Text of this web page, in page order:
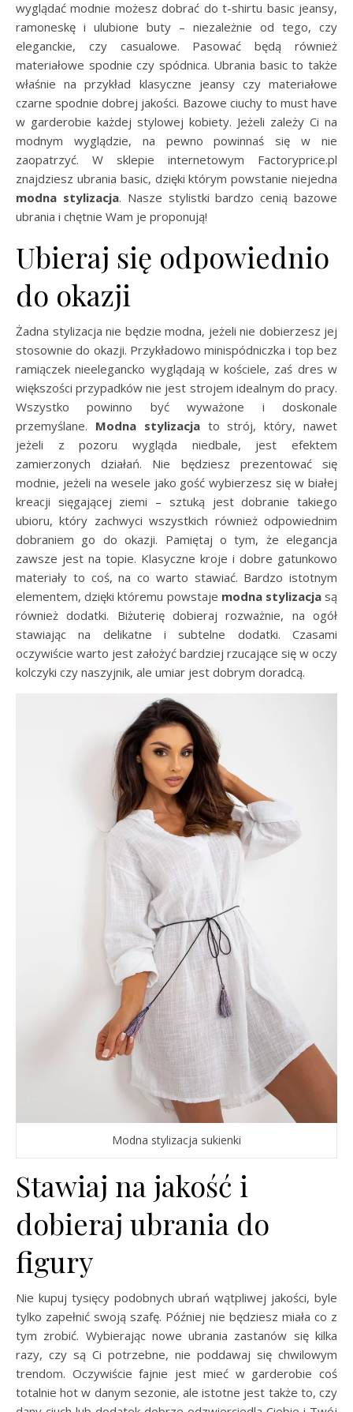
wyglądać modnie możesz dobrać do t-shirtu basic jeansy,
ramoneskę i ulubione buty – niezależnie od tego, czy
eleganckie, czy casualowe. Pasować będą również
materiałowe spodnie czy spódnica. Ubrania basic to także
właśnie na przykład klasyczne jeansy czy materiałowe
czarne spodnie dobrej jakości. Bazowe ciuchy to must have
w garderobie każdej stylowej kobiety. Jeżeli zależy Ci na
modnym wyglądzie, na pewno powinnaś się w nie
zaopatrzyć. W sklepie internetowym Factoryprice.pl
znajdziesz ubrania basic, dzięki którym powstanie niejedna
modna stylizacja. Nasze stylistki bardzo cenią bazowe
ubrania i chętnie Wam je proponują!
Ubieraj się odpowiednio
do okazji
Żadna stylizacja nie będzie modna, jeżeli nie dobierzesz jej
stosownie do okazji. Przykładowo minispódniczka i top bez
ramiączek nieelegancko wyglądają w kościele, zaś dres w
większości przypadków nie jest strojem idealnym do pracy.
Wszystko powinno być wyważone i doskonale
przemyślane. Modna stylizacjato strój, który, nawet
jeżeli z pozoru wygląda niedbale, jest efektem
zamierzonych działań. Nie będziesz prezentować się
modnie, jeżeli na wesele jako gość wybierzesz się w białej
kreacji sięgającej ziemi – sztuką jest dobranie takiego
ubioru, który zachwyci wszystkich również odpowiednim
dobraniem go do okazji. Pamiętaj o tym, że elegancja
zawsze jest na topie. Klasyczne kroje i dobre gatunkowo
materiały to coś, na co warto stawiać. Bardzo istotnym
elementem, dzięki któremu powstaje modna stylizacjasą
również dodatki. Biżuterię dobieraj rozważnie, na ogół
stawiając na delikatne i subtelne dodatki. Czasami
oczywiście warto jest założyć bardziej rzucające się w oczy
kolczyki czy naszyjnik, ale umiar jest dobrym doradcą.
Modna stylizacja sukienki
Stawiaj na jakość i
dobieraj ubrania do
figury
Nie kupuj tysięcy podobnych ubrań wątpliwej jakości, byle
tylko zapełnić swoją szafę. Później nie będziesz miała co z
tym zrobić. Wybierając nowe ubrania zastanów się kilka
razy, czy są Ci potrzebne, nie poddawaj się chwilowym
trendom. Oczywiście fajnie jest mieć w garderobie coś
totalnie hot w danym sezonie, ale istotne jest także to, czy